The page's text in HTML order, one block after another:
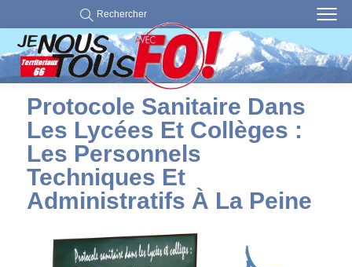
Rechercher
Protocole Sanitaire Dans
Les Lycées Et Collèges :
Les Personnels
Techniques Et
Administratifs À La Peine